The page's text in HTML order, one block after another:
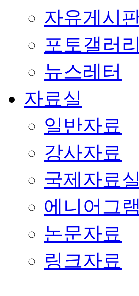
자유게시
포토갤러리
뉴스레터
자료실
일반자료
강사자료
국제자료실
에니어그
논문자료
링크자료